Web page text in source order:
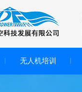
无人机培训